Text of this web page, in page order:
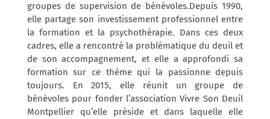
groupes de supervision de bénévoles.Depuis 1990,
elle partage son investissement professionnel entre
la formation et la psychothérapie. Dans ces deux
cadres, elle a rencontré la problématique du deuil et
de son accompagnement, et elle a approfondi sa
formation sur ce thème qui la passionne depuis
toujours. En 2015, elle réunit un groupe de
bénévoles pour fonder l’association Vivre Son Deuil
Montpellier qu’elle préside et dans laquelle elle